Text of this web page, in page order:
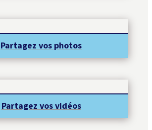
Partagez vos photos
Partagez vos vidéos